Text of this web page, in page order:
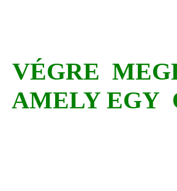
VÉGRE
AMELY